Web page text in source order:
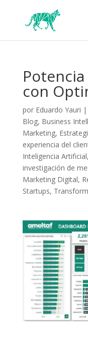
con
por Eduardo Yauri |
Blog, Business
Marketing,
experiencia del
Inteligencia Artificial,
investigación de
Marketing Digital,
Startups,